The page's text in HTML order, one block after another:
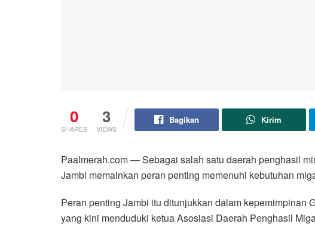
0
SHARES
3
VIEWS
Bagikan Kirim
Paalmerah.com — Sebagai salah satu daerah penghasil
Jambi memainkan peran penting memenuhi kebutuhan
Peran penting Jambi itu ditunjukkan dalam kepemimpinan
yang kini menduduki ketua Asosiasi Daerah Penghasil